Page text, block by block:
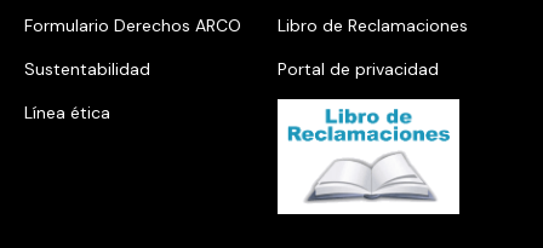
Formulario Derechos ARCO
Libro de Reclamaciones
Sustentabilidad
Portal de privacidad
Línea ética